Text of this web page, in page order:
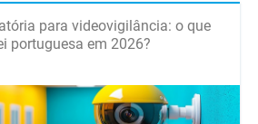
para videovigilância: o que
portuguesa em 2026?